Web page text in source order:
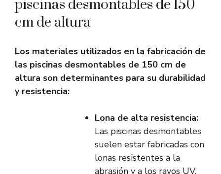
piscinas desmontables de 150
cm de altura
Los materiales utilizados en la fabricación de
las piscinas desmontables de 150 cm de
altura son determinantes para su durabilidad
y resistencia:
Lona de alta resistencia:
Las piscinas desmontables
suelen estar fabricadas con
lonas resistentes a la
abrasión y a los rayos UV,